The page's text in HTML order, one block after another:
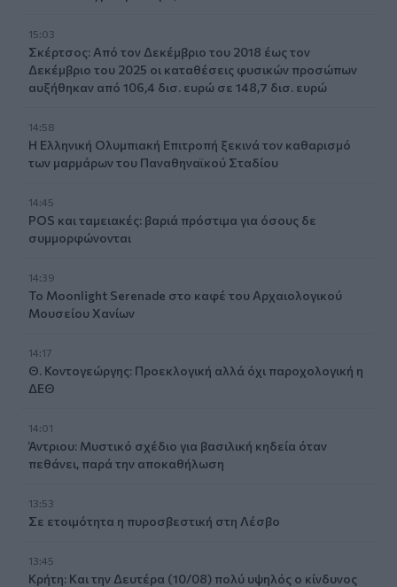
15:03
Σκέρτσος: Από τον Δεκέμβριο του 2018 έως τον
Δεκέμβριο του 2025 οι καταθέσεις φυσικών προσώπων
αυξήθηκαν από 106,4 δισ. ευρώ σε 148,7 δισ. ευρώ
14:58
Η Ελληνική Ολυμπιακή Επιτροπή ξεκινά τον καθαρισμό
των μαρμάρων του Παναθηναϊκού Σταδίου
14:45
POS και ταμειακές: βαριά πρόστιμα για όσους δε
συμμορφώνονται
14:39
To Moonlight Serenade στο καφέ του Αρχαιολογικού
Μουσείου Χανίων
14:17
Θ. Κοντογεώργης: Προεκλογική αλλά όχι παροχολογική η
ΔΕΘ
14:01
Άντριου: Μυστικό σχέδιο για βασιλική κηδεία όταν
πεθάνει, παρά την αποκαθήλωση
13:53
Σε ετοιμότητα η πυροσβεστική στη Λέσβο
13:45
Κρήτη: Και την Δευτέρα (10/08) πολύ υψηλός ο κίνδυνος